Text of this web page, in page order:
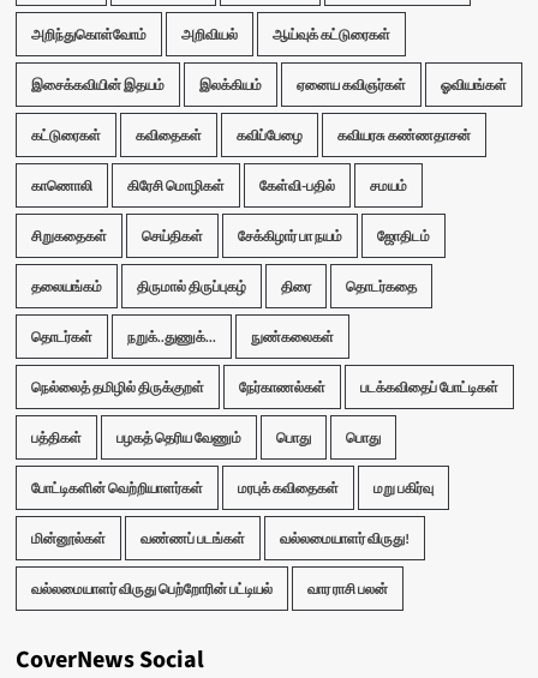
அறிந்துகொள்வோம் அறிவியல் ஆய்வுக் கட்டுரைகள்
இசைக்கவியின் இதயம் இலக்கியம் ஏனைய கவிஞர்கள் ஓவியங்கள்
கட்டுரைகள் கவிதைகள் கவிப்பேழை கவியரசு கண்ணதாசன்
காணொலி கிரேசி மொழிகள் கேள்வி-பதில் சமயம்
சிறுகதைகள் செய்திகள் சேக்கிழார் பா நயம் ஜோதிடம்
தலையங்கம் திருமால் திருப்புகழ் திரை தொடர்கதை
தொடர்கள் நறுக்..துணுக்... நுண்கலைகள்
நெல்லைத் தமிழில் திருக்குறள் நேர்காணல்கள் படக்கவிதைப் போட்டிகள்
பத்திகள் பழகத் தெரிய வேணும் பொது பொது
போட்டிகளின் வெற்றியாளர்கள் மரபுக் கவிதைகள் மறு பகிர்வு
மின்னூல்கள் வண்ணப் படங்கள் வல்லமையாளர் விருது!
வல்லமையாளர் விருது பெற்றோரின் பட்டியல் வார ராசி பலன்
CoverNews Social